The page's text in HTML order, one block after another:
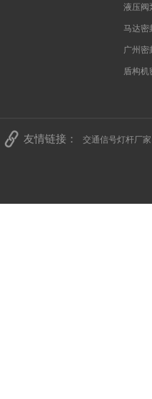
液压阀
马达密
广州密
盾构机
友情链接： 交通信号灯杆厂家